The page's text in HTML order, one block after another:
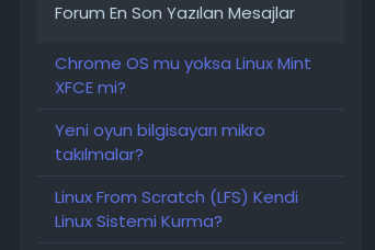
Forum En Son Yazılan Mesajlar
Chrome OS mu yoksa Linux Mint
XFCE mi?
Yeni oyun bilgisayarı mikro
takılmalar?
Linux From Scratch (LFS) Kendi
Linux Sistemi Kurma?